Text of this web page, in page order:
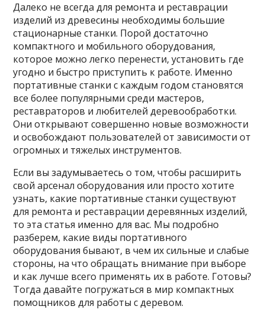
Далеко не всегда для ремонта и реставрации
изделий из древесины необходимы большие
стационарные станки. Порой достаточно
компактного и мобильного оборудования,
которое можно легко перенести, установить где
угодно и быстро приступить к работе. Именно
портативные станки с каждым годом становятся
все более популярными среди мастеров,
реставраторов и любителей деревообработки.
Они открывают совершенно новые возможности
и освобождают пользователей от зависимости от
огромных и тяжелых инструментов.
Если вы задумываетесь о том, чтобы расширить
свой арсенал оборудования или просто хотите
узнать, какие портативные станки существуют
для ремонта и реставрации деревянных изделий,
то эта статья именно для вас. Мы подробно
разберем, какие виды портативного
оборудования бывают, в чем их сильные и слабые
стороны, на что обращать внимание при выборе
и как лучше всего применять их в работе. Готовы?
Тогда давайте погружаться в мир компактных
помощников для работы с деревом.